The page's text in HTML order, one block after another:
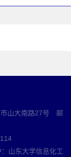
山大南路27号 邮
山东大学信息化工